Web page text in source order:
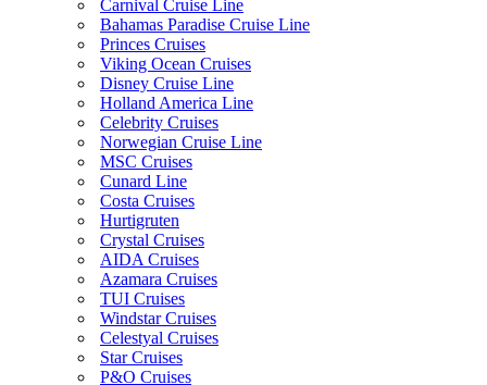
Carnival Cruise Line
Bahamas Paradise Cruise Line
Princes Cruises
Viking Ocean Cruises
Disney Cruise Line
Holland America Line
Celebrity Cruises
Norwegian Cruise Line
MSC Cruises
Cunard Line
Costa Cruises
Hurtigruten
Crystal Cruises
AIDA Cruises
Azamara Cruises
TUI Cruises
Windstar Cruises
Celestyal Cruises
Star Cruises
P&O Cruises